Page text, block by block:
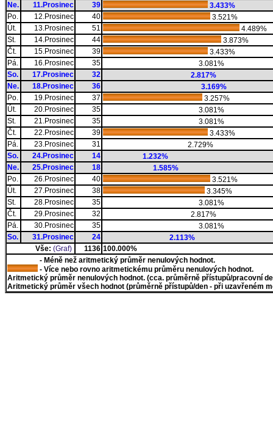
Ne.
11.Prosinec 39
3.433%
Po.
12.Prosinec 40
3.521%
Út.
13.Prosinec 51
4.489%
St.
14.Prosinec 44
3.873%
Čt.
15.Prosinec 39
3.433%
Pá.
16.Prosinec 35
3.081%
So.
17.Prosinec 32
2.817%
Ne.
18.Prosinec 36
3.169%
Po.
19.Prosinec 37
3.257%
Út.
20.Prosinec 35
3.081%
St.
21.Prosinec 35
3.081%
Čt.
22.Prosinec 39
3.433%
Pá.
23.Prosinec 31
2.729%
So.
24.Prosinec 14
1.232%
Ne.
25.Prosinec 18
1.585%
Po.
26.Prosinec 40
3.521%
Út.
27.Prosinec 38
3.345%
St.
28.Prosinec 35
3.081%
Čt.
29.Prosinec 32
2.817%
Pá.
30.Prosinec 35
3.081%
So.
31.Prosinec 24
2.113%
Vše: (Graf) 1136 100.000%
- Méně než aritmetický průměr nenulových hodnot.
- Více nebo rovno aritmetickému průměru nenulových hodnot.
Aritmetický průměr nenulových hodnot. (cca. průměrně přístupů/pracovní
Aritmetický průměr všech hodnot (průměrně přístupů/den - při uzavřeném